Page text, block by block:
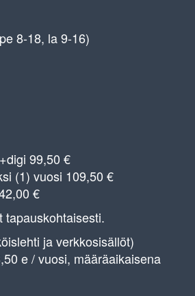
8-18, la 9-16)
99,50 €
(1) vuosi 109,50 €
€
tapauskohtaisesti.
ja verkkosisällöt)
e / vuosi, määräaikaisena